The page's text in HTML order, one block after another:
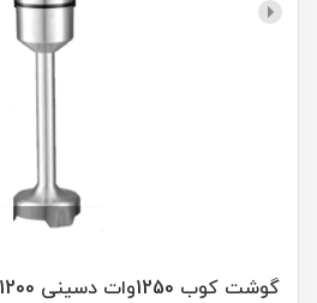
گوشت کوب 1250وات دسینی DK1200